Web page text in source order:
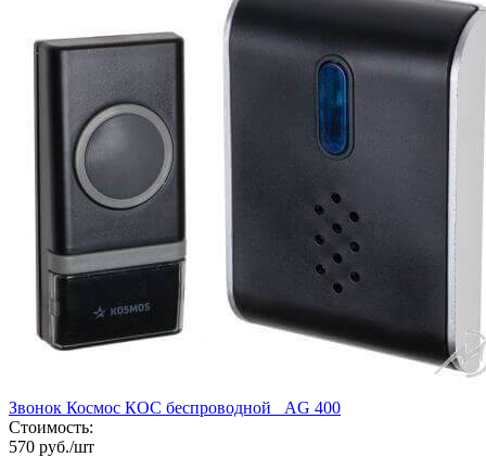
Звонок Космос КОС беспроводной _AG 400
Стоимость:
570 руб./шт